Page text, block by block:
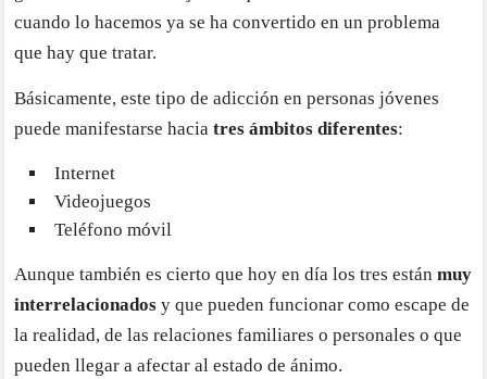
cuando lo hacemos ya se ha convertido en un problema
que hay que tratar.
Básicamente, este tipo de adicción en personas jóvenes
puede manifestarse haciatres ámbitos diferentes:
Internet
Videojuegos
Teléfono móvil
Aunque también es cierto que hoy en día los tres estánmuy
interrelacionados y que pueden funcionar como escape de
la realidad, de las relaciones familiares o personales o que
pueden llegar a afectar al estado de ánimo.